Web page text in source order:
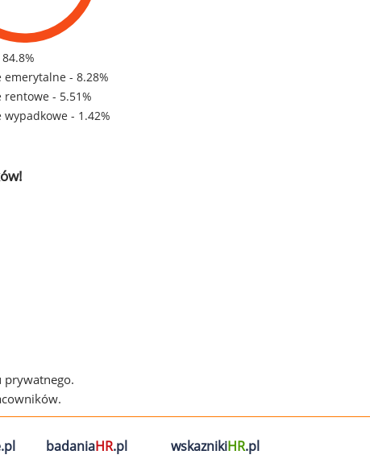
- 8.28%
- 5.51%
- 1.42%
prywatnego.
badaniaHR.pl wskaznikiHR.pl